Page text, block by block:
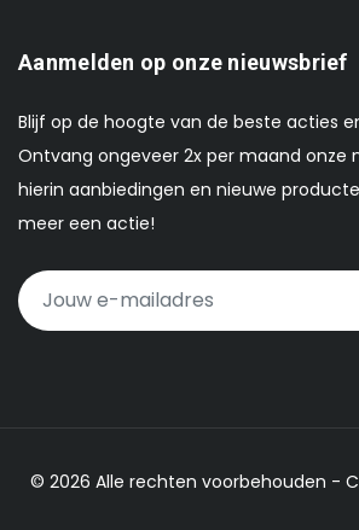
Aanmelden op onze nieuwsbrief
Blijf op de hoogte van de beste acties
Ontvang ongeveer 2x per maand onze
hierin aanbiedingen en nieuwe
meer een actie!
© 2026 Alle rechten voorbehouden -